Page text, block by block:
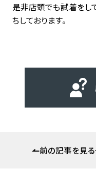
是非店頭でも試着をし
ちしております。
前の記事を見る